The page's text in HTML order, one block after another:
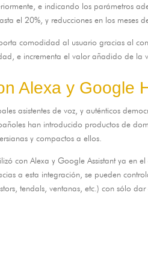
,e indicando los parámetros
el 20%,y reducciones en los meses
comodidad al usuario gracias al
,e incrementa el valor añadido de la
Alexa y Google
asistentes de voz ,y auténticos
han introducido productos de
y compactos a ellos
con Alexa y Google Assistant ya en el
a esta integración ,se pueden
tendals,ventanas , etc.)con sólo dar